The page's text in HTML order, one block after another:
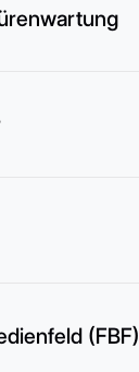
(FBF)